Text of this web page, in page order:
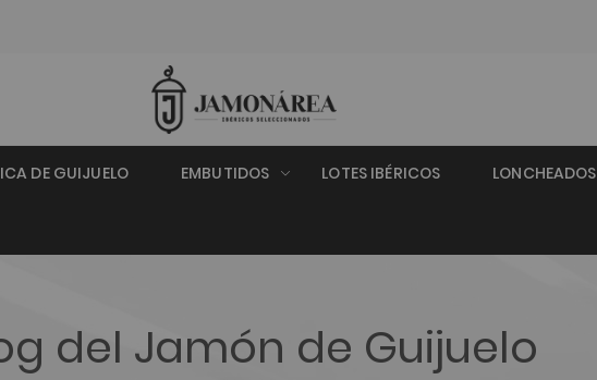
DE GUIJUELO EMBUTIDOS LOTES IBÉRICOS LONCHEADOS
del Jamón de Guijuelo